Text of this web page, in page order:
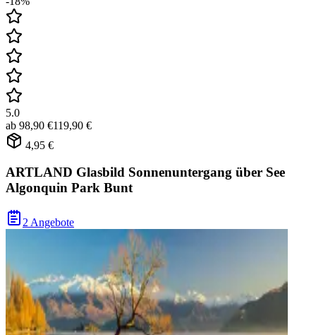
5.0
ab 98,90 €119,90 €
4,95 €
ARTLAND Glasbild Sonnenuntergang über See
Algonquin Park Bunt
2 Angebote